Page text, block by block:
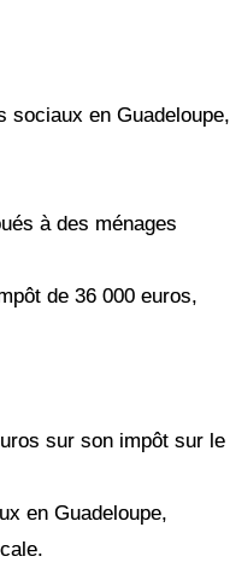
sociaux en Guadeloupe,
à des ménages
de 36 000 euros,
sur son impôt sur le
en Guadeloupe,